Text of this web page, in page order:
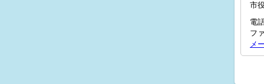
市
電
フ
メ